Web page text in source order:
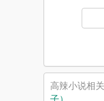
高辣小说相
子）